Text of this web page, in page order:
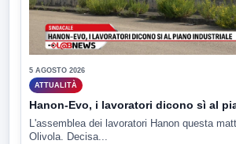
5 AGOSTO 2026
ATTUALITÀ
Hanon-Evo, i lavoratori dicono sì al
L'assemblea dei lavoratori Hanon questa
Olivola. Decisa...